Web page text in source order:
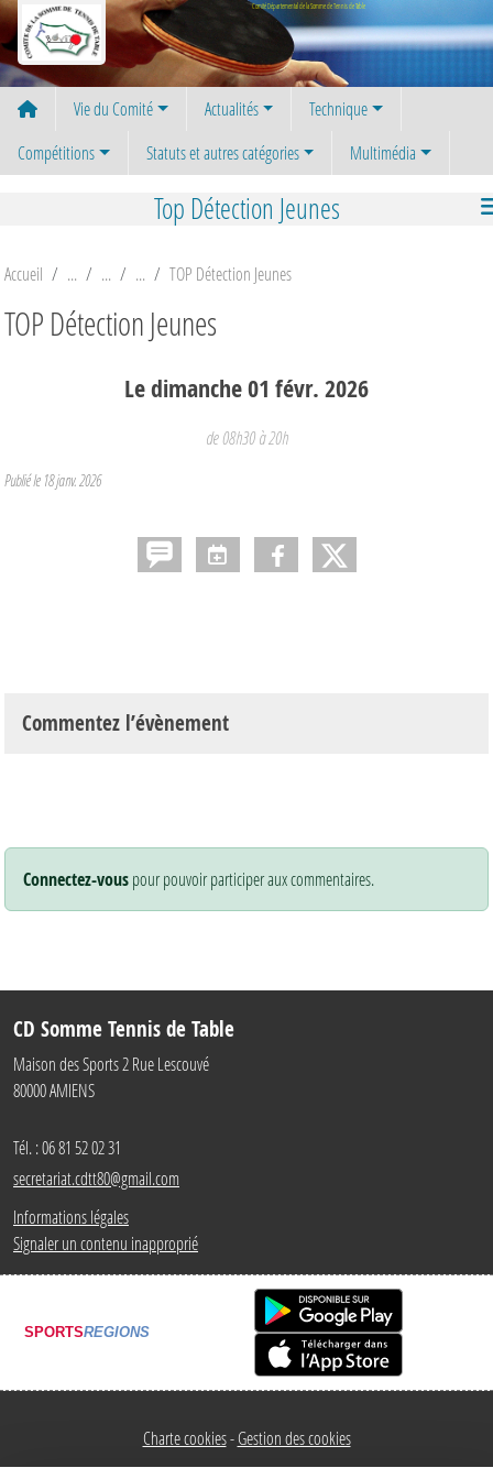
Comité Départemental de la Somme de Tennis de Table
Vie du Comité Actualités
Technique
Compétitions
Statuts et autres catégories Multimédia
Top Détection Jeunes
Accueil TOP Détection Jeunes
TOP Détection Jeunes
Ledimanche01 févr.2026
de 08h30 à 20h
Publié le 18 janv. 2026
Commentez l’évènement
Connectez-vouspour pouvoir participer aux commentaires.
CD Somme Tennis de Table
Maison des Sports 2 Rue Lescouvé
80000AMIENS
Tél. :06 81 52 02 31
secretariat.cdtt80@gmail.com
Informations légales
Signaler un contenu inapproprié
SPORTSREGIONS
Charte cookies Gestion des cookies
Panneau de gestion des cookies